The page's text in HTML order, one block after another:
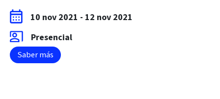
10 nov 2021 - 12 nov 2021
Presencial
Saber más